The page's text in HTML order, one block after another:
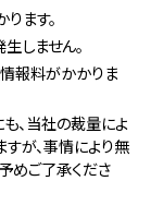
ます。
しません。
が、事情により無
めご了承くださ